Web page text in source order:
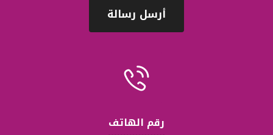
أرسل رسالة
رقم الهاتف